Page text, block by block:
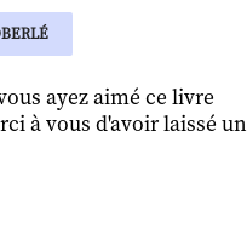
ayez aimé ce livre
à vous d'avoir laissé un